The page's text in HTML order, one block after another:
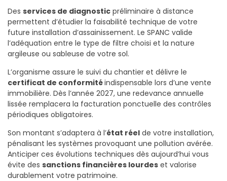
Des services de diagnostic préliminaire à distance
permettent d’étudier la faisabilité technique de votre
future installation d’assainissement. Le SPANC valide
l’adéquation entre le type de filtre choisi et la nature
argileuse ou sableuse de votre sol.
L’organisme assure le suivi du chantier et délivre le
certificat de conformitéindispensable lors d’une vente
immobilière. Dès l’année 2027, une redevance annuelle
lissée remplacera la facturation ponctuelle des contrôles
périodiques obligatoires.
Son montant s’adaptera à l’état réel de votre installation,
pénalisant les systèmes provoquant une pollution avérée.
Anticiper ces évolutions techniques dès aujourd’hui vous
évite des sanctions financières lourdes et valorise
durablement votre patrimoine.